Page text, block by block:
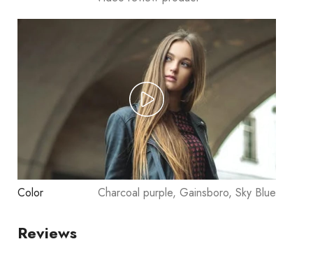
Color Charcoal purple, Gainsboro, Sky Blue
Reviews